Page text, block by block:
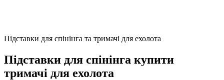
Підставки для спінінга та тримачі для ехолота
Підставки для спінінга купити
тримачі для ехолота